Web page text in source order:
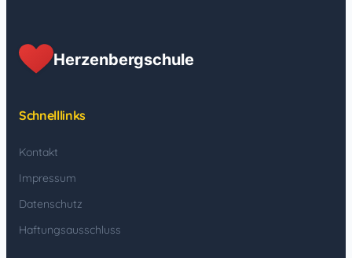
Herzenbergschule
Schnelllinks
Kontakt
Impressum
Datenschutz
Haftungsausschluss